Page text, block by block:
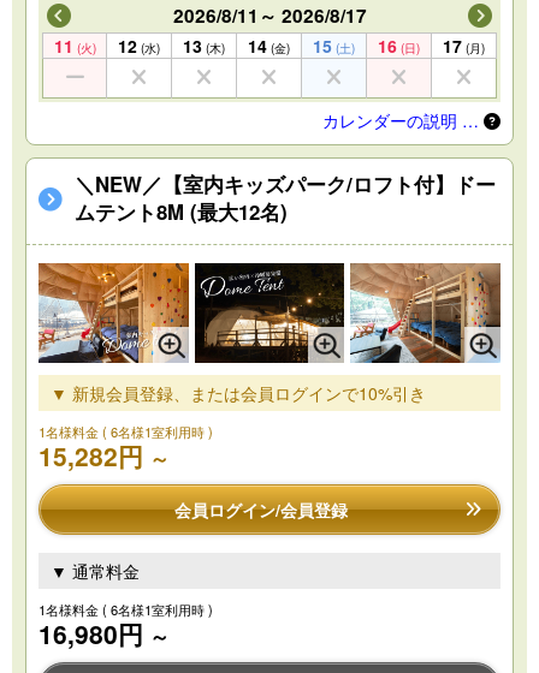
2026/8/11～ 2026/8/17
11 (火) 12 (水) 13 (木) 14 (金) 15 (土) 16 (日) 17 (月)
カレンダーの説明 …
＼NEW／【室内キッズパーク/ロフト付】ドー
ムテント8M (最大12名)
▼ 新規会員登録、または会員ログインで10%引き
1名様料金( 6名様1室利用時 )
15,282円 ～
会員ログイン/会員登録
▼ 通常料金
1名様料金( 6名様1室利用時 )
16,980円 ～